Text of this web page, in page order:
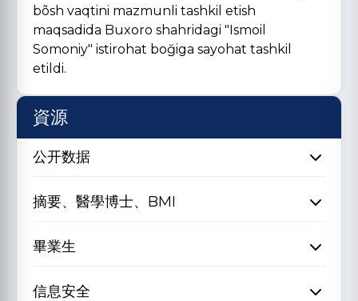
bõsh vaqtini mazmunli tashkil etish
maqsadida Buxoro shahridagi "Ismoil
Somoniy" istirohat boğiga sayohat tashkil
etildi.
資源
公开数据
摘要、醫學博士、BMI
畢業生
信息安全